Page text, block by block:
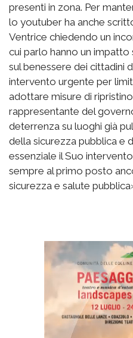
presenti in zona. Per
lo youtuber ha anche
Ventrice chiedendo un
cui parlo hanno un impatto
sul benessere dei cittadini
intervento urgente per
adottare misure di
rappresentante del
deterrenza su luoghi già
della sicurezza pubblica e
essenziale il Suo
sempre al primo posto
sicurezza e salute